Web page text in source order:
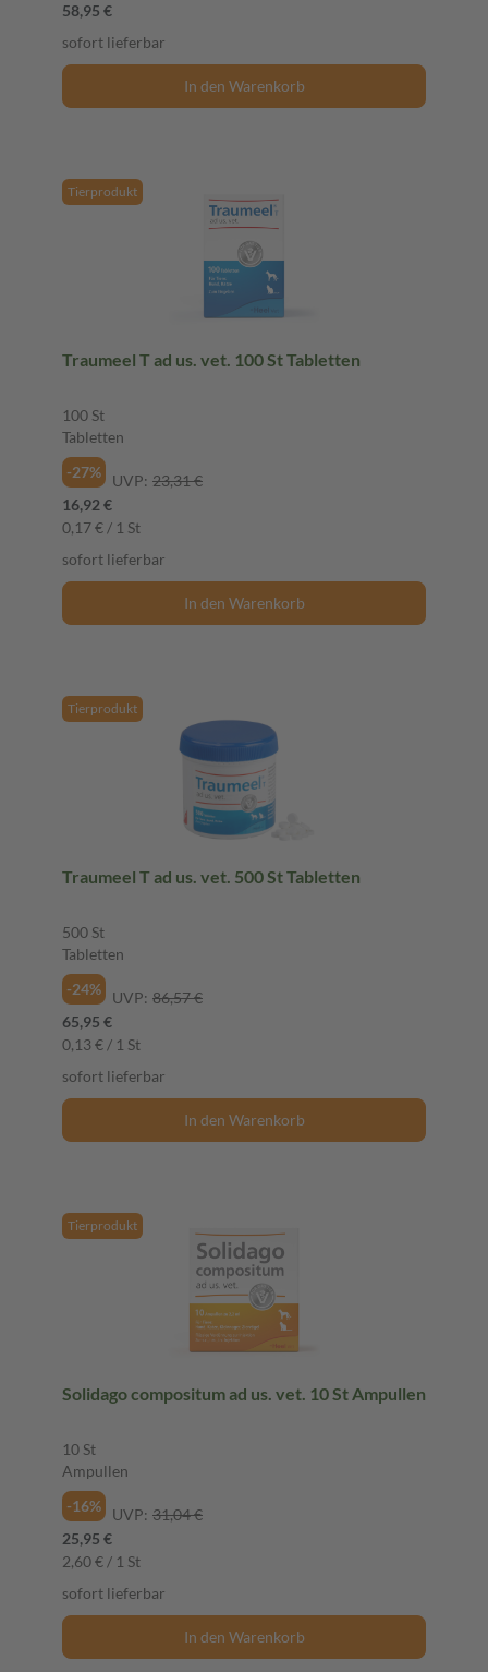
58,95 €
sofort lieferbar
In den Warenkorb
Tierprodukt
Traumeel T ad us. vet. 100 St Tabletten
100 St
Tabletten
-27%
UVP: 23,31 €
16,92 €
0,17 € / 1 St
sofort lieferbar
In den Warenkorb
Tierprodukt
Traumeel T ad us. vet. 500 St Tabletten
500 St
Tabletten
-24%
UVP: 86,57 €
65,95 €
0,13 € / 1 St
sofort lieferbar
In den Warenkorb
Tierprodukt
Solidago compositum ad us. vet. 10 St Ampullen
10 St
Ampullen
-16%
UVP: 31,04 €
25,95 €
2,60 € / 1 St
sofort lieferbar
In den Warenkorb